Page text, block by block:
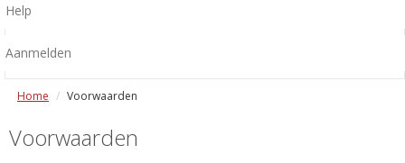
Help
Aanmelden
Home Voorwaarden
Voorwaarden